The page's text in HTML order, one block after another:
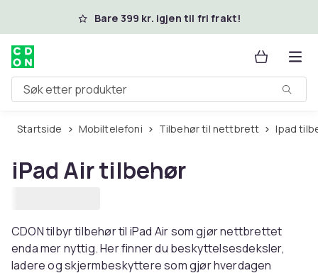
Hopp til hovedinnholdBare 399 kr. igjen til fri frakt!
Søk etter produkter
Startside Mobiltelefoni Tilbehør til nettbrett Ipad
iPad Air tilbehør
CDON tilbyr tilbehør til iPad Air som gjør nettbrettet
enda mer nyttig. Her finner du beskyttelsesdeksler,
ladere og skjermbeskyttere som gjør hverdagen